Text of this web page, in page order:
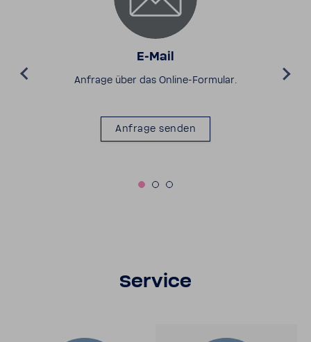
E-​Mail
Anfrage über das Online-​Formular.
Anfrage senden
Service